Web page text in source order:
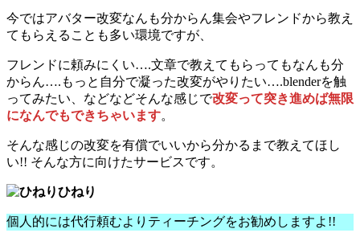
今ではアバター改変なんも分からん集会やフレンドから教え
てもらえることも多い環境ですが、
フレンドに頼みにくい….文章で教えてもらってもなんも分
からん….もっと自分で凝った改変がやりたい….blenderを触
ってみたい、などなどそんな感じで改変って突き進めば無限
になんでもできちゃいます。
そんな感じの改変を有償でいいから分かるまで教えてほし
い!! そんな方に向けたサービスです。
ひねり
個人的には代行頼むよりティーチングをお勧めしますよ!!